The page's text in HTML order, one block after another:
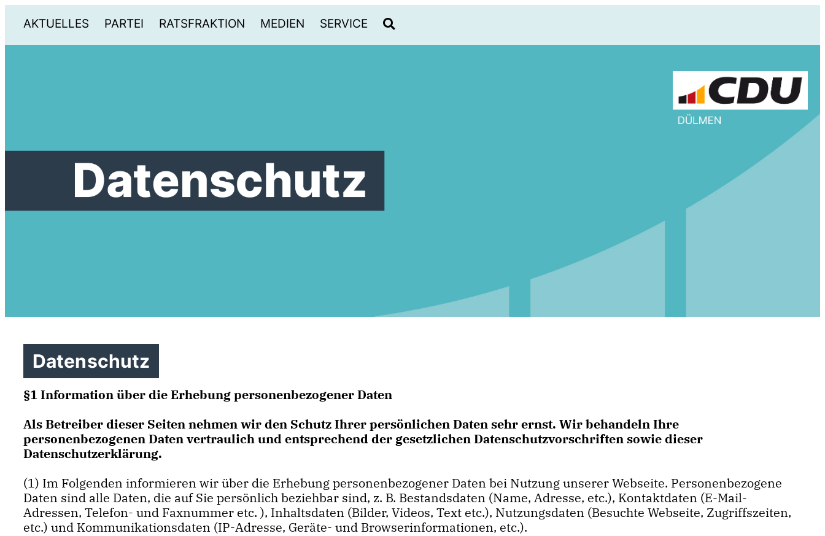
AKTUELLES PARTEI RATSFRAKTION MEDIEN SERVICE
Datenschutz
§1 Information über die Erhebung personenbezogener Daten
Als Betreiber dieser Seiten nehmen wir den Schutz Ihrer persönlichen Daten sehr ernst. Wir behandeln Ihre
personenbezogenen Daten vertraulich und entsprechend der gesetzlichen Datenschutzvorschriften sowie dieser
Datenschutzerklärung.
(1) Im Folgenden informieren wir über die Erhebung personenbezogener Daten bei Nutzung unserer Webseite. Personenbezogene
Daten sind alle Daten, die auf Sie persönlich beziehbar sind, z. B. Bestandsdaten (Name, Adresse, etc.), Kontaktdaten (E-Mail-
Adressen, Telefon- und Faxnummer etc. ), Inhaltsdaten (Bilder, Videos, Text etc.), Nutzungsdaten (Besuchte Webseite, Zugriffszeiten,
etc.) und Kommunikationsdaten (IP-Adresse, Geräte- und Browserinformationen, etc.).